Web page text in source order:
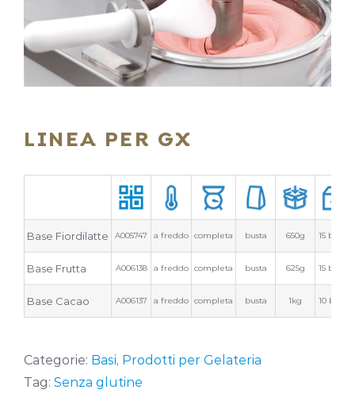
LINEA PER GX
Base Fiordilatte A005747 a freddo completa busta 650g 15 buste
Base Frutta A006138 a freddo completa busta 625g 15 buste
Base Cacao A006137 a freddo completa busta 1kg 10 buste
Categorie: Basi, Prodotti per Gelateria
Tag: Senza glutine